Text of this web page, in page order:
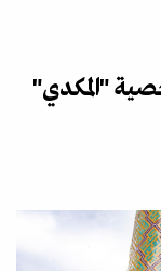
"المكدي"